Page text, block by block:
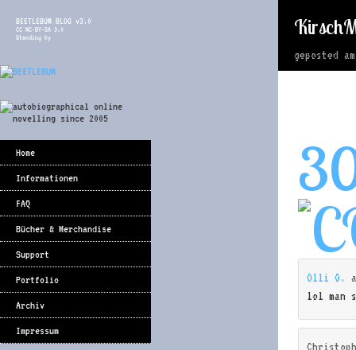
BEETLEBUM BLOG v3.0
CC NC-BY-SA 3.0
Standing by
Home
Informationen
FAQ
Bücher & Merchandise
Support
Portfolio
Archiv
Impressum
geposted
Olli G.
lol man